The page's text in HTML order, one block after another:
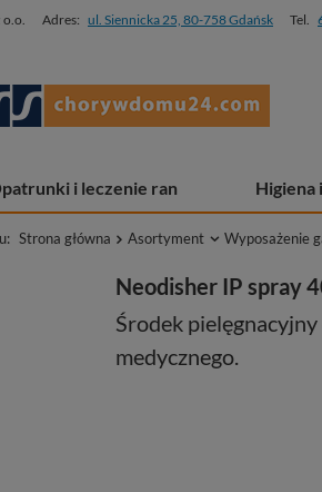
o.o. Adres: ul. Siennicka 25, 80-758 Gdańsk Tel.
i leczenie ran Higiena
Strona główna Asortyment Wyposażenie
Neodisher IP spray
Środek
medycznego.